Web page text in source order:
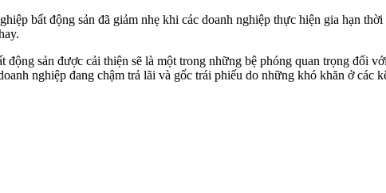
bất động sản đã giảm nhẹ khi các doanh nghiệp thực hiện gia hạn
sản được cải thiện sẽ là một trong những bệ phóng quan trọng đối
nghiệp đang chậm trả lãi và gốc trái phiếu do những khó khăn ở các